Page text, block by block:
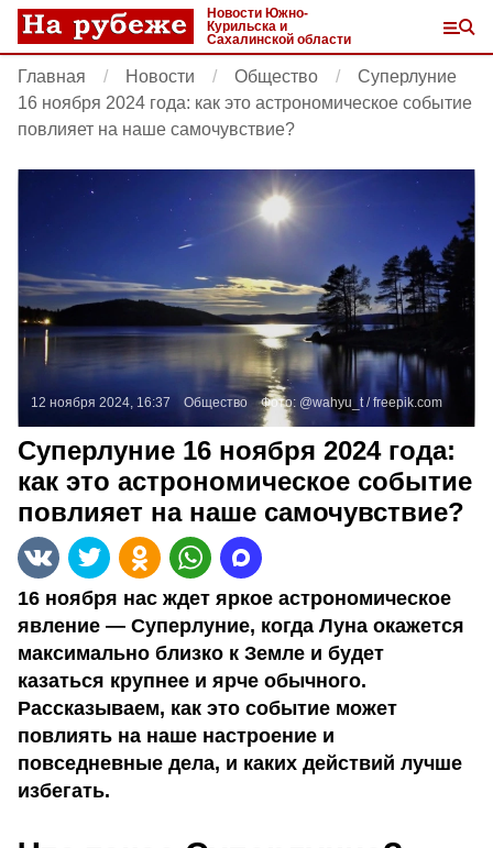
Новости Южно-
Курильска и
Сахалинской области
Главная Новости Общество
Суперлуние
16 ноября 2024 года: как это астрономическое событие
повлияет на наше самочувствие?
12 ноября 2024, 16:37 Общество Фото: @wahyu_t /freepik.com
Суперлуние 16 ноября 2024 года:
как это астрономическое событие
повлияет на наше самочувствие?
16 ноября нас ждет яркое астрономическое
явление — Суперлуние, когда Луна окажется
максимально близко к Земле и будет
казаться крупнее и ярче обычного.
Рассказываем, как это событие может
повлиять на наше настроение и
повседневные дела, и каких действий лучше
избегать.